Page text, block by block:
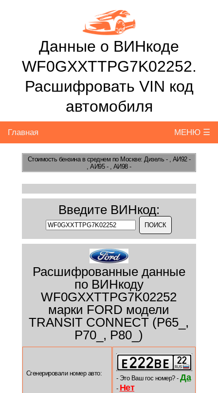
Данные о ВИНкоде
WF0GXXTTPG7K02252.
Расшифровать VIN код
автомобиля
Главная МЕНЮ ☰
Стоимость бензинав среднем по Москве: Дизель - , АИ92 -
, АИ95 - , АИ98 -
Введите ВИНкод:
Расшифрованные данные
по ВИНкоду
WF0GXXTTPG7K02252
марки FORD модели
TRANSIT CONNECT (P65_,
P70_, P80_)
Сгенерировали номер авто:
- Это Ваш гос номер? - Да
- Нет